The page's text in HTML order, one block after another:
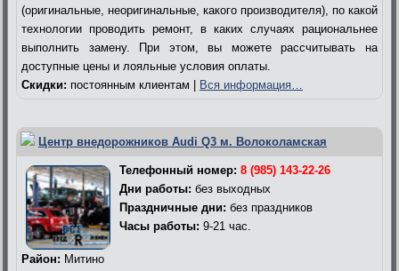
(оригинальные, неоригинальные, какого производителя), по какой
технологии проводить ремонт, в каких случаях рациональнее
выполнить замену. При этом, вы можете рассчитывать на
доступные цены и лояльные условия оплаты.
Скидки: постоянным клиентам | Вся информация…
Центр внедорожников Audi Q3 м. Волоколамская
Телефонный номер: 8 (985) 143-22-26
Дни работы: без выходных
Праздничные дни: без праздников
Часы работы: 9-21 час.
Район: Митино